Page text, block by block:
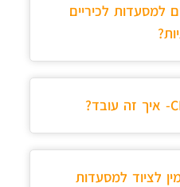
למסעדות לכיריים
לציוד למסעדות